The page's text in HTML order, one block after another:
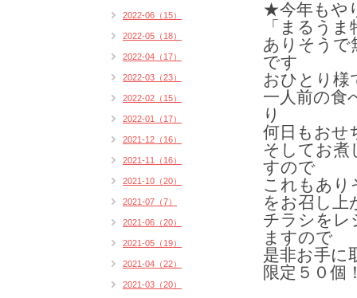
★今年もや
「まるう
ありそうで
です
おひとり様
一人前の食
り
何日もおせ
そしてお煮
すので
これもあり
をお召し上
チラシをレ
ますので
是非お手に
限定５０個
2022-06（15）
2022-05（18）
2022-04（17）
2022-03（23）
2022-02（15）
2022-01（17）
2021-12（16）
2021-11（16）
2021-10（20）
2021-07（7）
2021-06（20）
2021-05（19）
2021-04（22）
2021-03（20）